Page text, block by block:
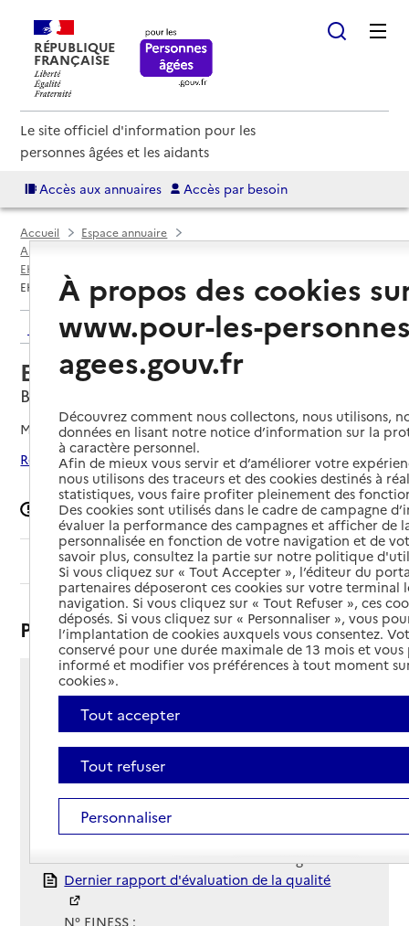
RÉPUBLIQUE
FRANÇAISE
Le site officiel d'information pour les
personnes âgées et les aidants
Accès aux annuaires Accès par besoin
Accueil
Espace annuaire
Annuaire EHPAD et maisons de retraite
EHPAD par département
EHPAD Branda
Retour aux résultats de l'annuaire
EHPAD Branda
Brest, FINISTERE
Mis à jour le12/06/2026
Rechercher les établissements autour de Brest
Signaler une erreur
Sommaire
Présentation
55 rue Branda
29200 - Brest
Voir itinéraire
02 98 46 14 26
Contact
Contact
Site Internet
Site internet
Gestionnaire :
Association Les amitiés d'Armor - Siège
Rapport HAS
Dernier rapport d'évaluation de la qualité
N° FINESS :
À propos des cookies
www.pour-les-
agees.gouv.fr
Découvrez comment nous collectons, nous utilisons,
données en lisant notre notice d’information sur la
à caractère personnel.
Afin de mieux vous servir et d’améliorer votre
nous utilisons des traceurs et des cookies destinés à
statistiques, vous faire profiter pleinement des
Des cookies sont utilisés dans le cadre de campagne
évaluer la performance des campagnes et afficher de
personnalisée en fonction de votre navigation et de
savoir plus, consultez la partie sur notre politique
Si vous cliquez sur « Tout Accepter », l’éditeur du
partenaires déposeront ces cookies sur votre terminal
navigation. Si vous cliquez sur « Tout Refuser », ces
déposés. Si vous cliquez sur « Personnaliser », vous
l’implantation de cookies auxquels vous consentez.
conservé pour une durée maximale de 13 mois et
informé et modifier vos préférences à tout moment
cookies ».
Tout accepter
Tout refuser
Personnaliser